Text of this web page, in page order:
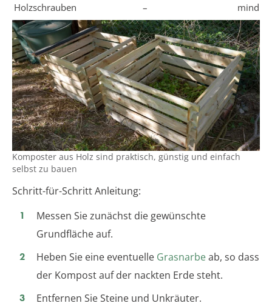
Holzschrauben – mind. 6
Komposter aus Holz sind praktisch, günstig und einfach
selbst zu bauen
Schritt-für-Schritt Anleitung:
Messen Sie zunächst die gewünschte
Grundfläche auf.
Heben Sie eine eventuelle Grasnarbeab, so dass
der Kompost auf der nackten Erde steht.
Entfernen Sie Steine und Unkräuter.